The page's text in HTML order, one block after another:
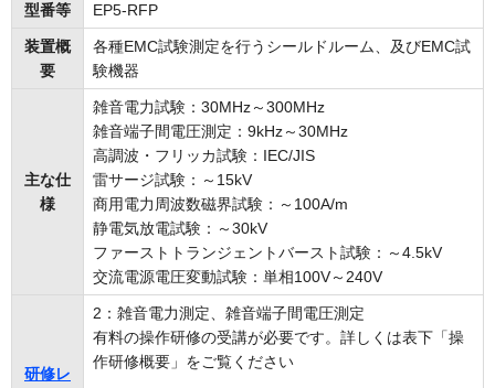
型番等 EP5-RFP
装置概
要
各種EMC試験測定を行うシールドルーム、及びEMC試
験機器
主な仕
様
雑音電力試験：30MHz～300MHz
雑音端子間電圧測定：9kHz～30MHz
高調波・フリッカ試験：IEC/JIS
雷サージ試験：～15kV
商用電力周波数磁界試験：～100A/m
静電気放電試験：～30kV
ファーストトランジェントバースト試験：～4.5kV
交流電源電圧変動試験：単相100V～240V
研修レ
2：雑音電力測定、雑音端子間電圧測定
有料の操作研修の受講が必要です。詳しくは表下「操
作研修概要」をご覧ください